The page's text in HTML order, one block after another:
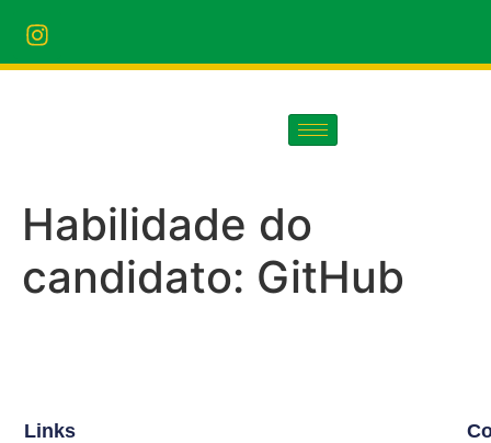
Habilidade do
candidato: GitHub
Links